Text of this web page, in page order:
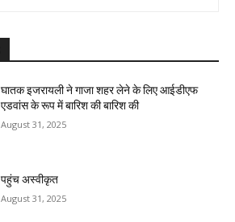
घातक इजरायली ने गाजा शहर लेने के लिए आईडीएफ
एडवांस के रूप में बारिश की बारिश की
August 31, 2025
पहुंच अस्वीकृत
August 31, 2025